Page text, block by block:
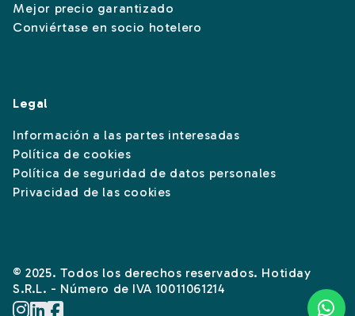
Mejor precio garantizado
Conviértase en socio hotelero
Legal
Información a las partes interesadas
Política de cookies
Política de seguridad de datos personales
Privacidad de las cookies
© 2025. Todos los derechos reservados. Hotiday
S.R.L. - Número de IVA 10011061214
Instagram
Linkedin
Facebook